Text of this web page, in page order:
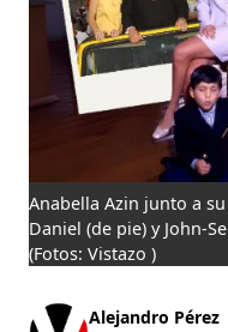
Anabella Azin junto a
Daniel (de pie) y John-
(Fotos: Vistazo )
Alejandro Pérez